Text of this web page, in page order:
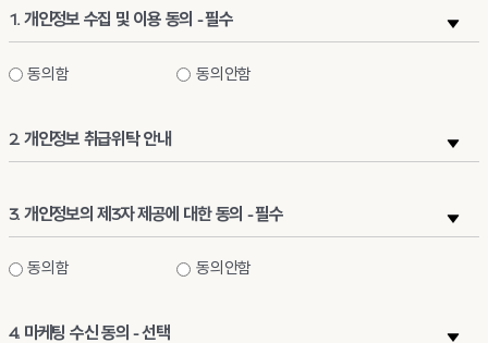
1. 개인정보 수집 및 이용 동의 - 필수
개인정보
이용
동의함 동의안함
2. 개인정보 취급위탁 안내
3. 개인정보의 제3자 제공에 대한 동의 - 필수
개인정보의
동의함 동의안함
4. 마케팅 수신 동의 - 선택